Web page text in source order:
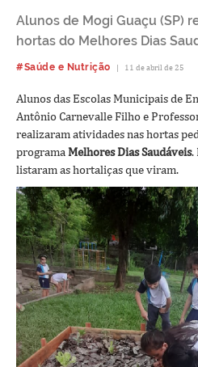
Alunos de Mogi Guaçu (SP)
hortas do Melhores Dias
#Saúde e Nutrição | 11 de abril de 25
Alunos das Escolas Municipais de
Antônio Carnevalle Filho e
realizaram atividades nas hortas
programa Melhores Dias Saudáveis.
listaram as hortaliças que viram.